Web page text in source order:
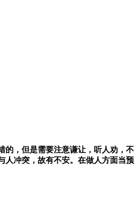
的，但是需要注意谦让，听人劝，不
人冲突，故有不安。在做人方面当预